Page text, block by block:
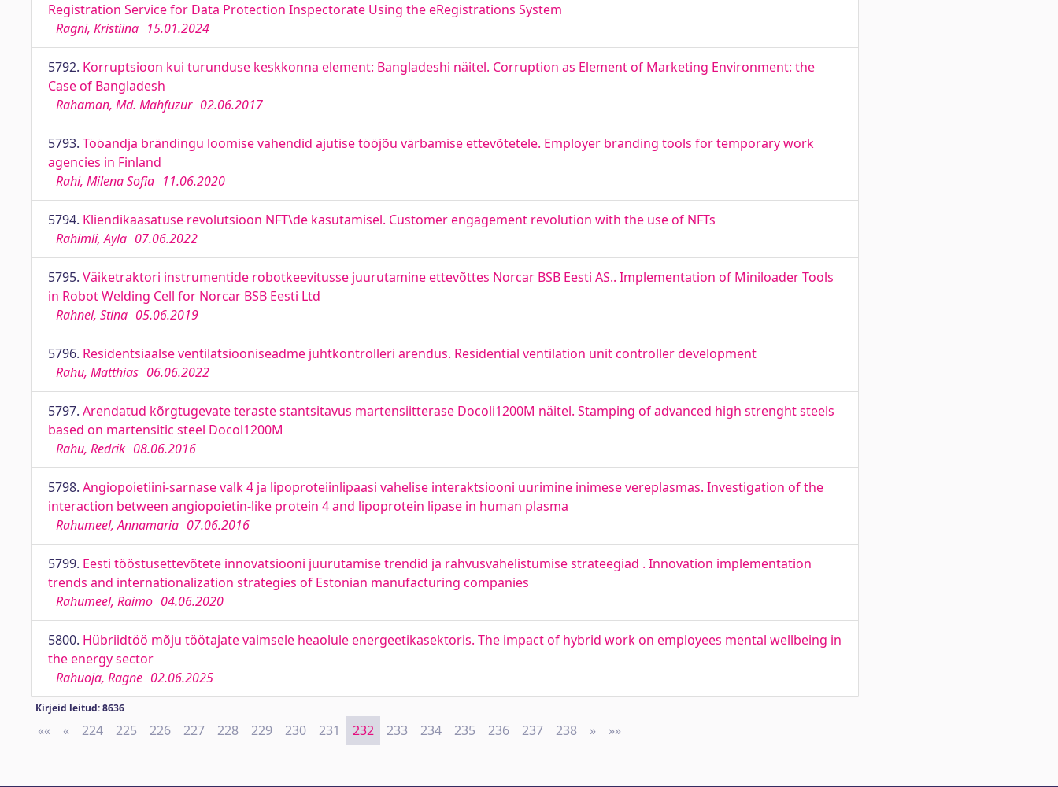
Registration Service for Data Protection Inspectorate Using the eRegistrations System
Ragni, Kristiina 15.01.2024
5792. Korruptsioon kui turunduse keskkonna element: Bangladeshi näitel. Corruption as Element of Marketing Environment: the
Case of Bangladesh
Rahaman, Md. Mahfuzur 02.06.2017
5793. Tööandja brändingu loomise vahendid ajutise tööjõu värbamise ettevõtetele. Employer branding tools for temporary work
agencies in Finland
Rahi, Milena Sofia 11.06.2020
5794. Kliendikaasatuse revolutsioon NFT\de kasutamisel. Customer engagement revolution with the use of NFTs
Rahimli, Ayla 07.06.2022
5795. Väiketraktori instrumentide robotkeevitusse juurutamine ettevõttes Norcar BSB Eesti AS.. Implementation of Miniloader Tools
in Robot Welding Cell for Norcar BSB Eesti Ltd
Rahnel, Stina 05.06.2019
5796. Residentsiaalse ventilatsiooniseadme juhtkontrolleri arendus. Residential ventilation unit controller development
Rahu, Matthias 06.06.2022
5797. Arendatud kõrgtugevate teraste stantsitavus martensiitterase Docoli1200M näitel. Stamping of advanced high strenght steels
based on martensitic steel Docol1200M
Rahu, Redrik 08.06.2016
5798. Angiopoietiini-sarnase valk 4 ja lipoproteiinlipaasi vahelise interaktsiooni uurimine inimese vereplasmas. Investigation of the
interaction between angiopoietin-like protein 4 and lipoprotein lipase in human plasma
Rahumeel, Annamaria 07.06.2016
5799. Eesti tööstusettevõtete innovatsiooni juurutamise trendid ja rahvusvahelistumise strateegiad . Innovation implementation
trends and internationalization strategies of Estonian manufacturing companies
Rahumeel, Raimo 04.06.2020
5800. Hübriidtöö mõju töötajate vaimsele heaolule energeetikasektoris. The impact of hybrid work on employees mental wellbeing in
the energy sector
Rahuoja, Ragne 02.06.2025
Kirjeid leitud: 8636
«« First
« Previous
224 225 226 227 228 229 230 231 232 233 234 235 236 237 238 » Next
»»